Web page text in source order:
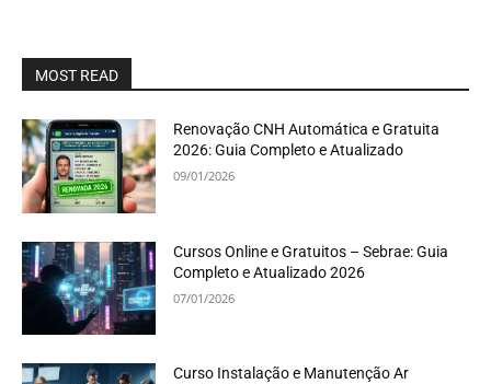
MOST READ
Renovação CNH Automática e Gratuita
2026: Guia Completo e Atualizado
09/01/2026
Cursos Online e Gratuitos – Sebrae: Guia
Completo e Atualizado 2026
07/01/2026
Curso Instalação e Manutenção Ar